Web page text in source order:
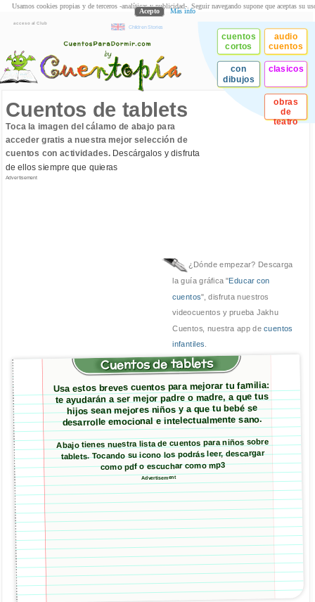
acceso al Club
Children Stories
cuentos
cortos
audio
cuentos
con
dibujos
clasicos
obras
de
teatro
Cuentos de tablets
Toca la imagen del cálamo de abajo para
acceder gratis a nuestra mejor selección de
cuentos con actividades.Descárgalos y disfruta
de ellos siempre que quieras
Advertisement
¿Dónde empezar? Descarga
la guía gráfica "Educar con
cuentos", disfruta nuestros
videocuentos y prueba Jakhu
Cuentos, nuestra app decuentos
infantiles.
Cuentos de tablets
Usa estos breves cuentos para mejorar tu familia:
te ayudarán a ser mejor padre o madre, a que tus
hijos sean mejores niños y a que tu bebé se
desarrolle emocional e intelectualmente sano.
Abajo tienes nuestra lista de cuentos para niños sobre
tablets. Tocando su icono los podrás leer, descargar
como pdf o escuchar como mp3
Advertisement
Usamos cookies propias y de terceros -analíticas y publicidad-. Seguir navegando supone que aceptas su
Acepto Más info